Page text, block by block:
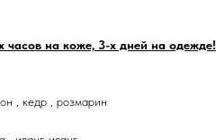
часов на коже, 3-х дней на одежде!
, кедр , розмарин